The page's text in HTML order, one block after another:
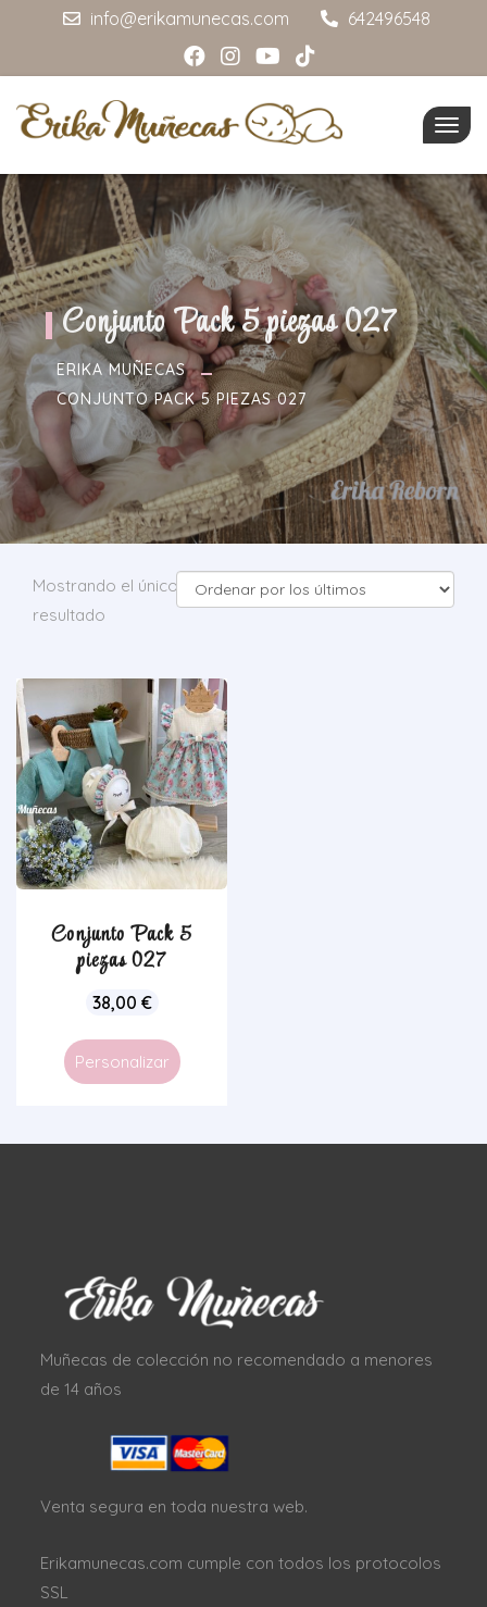
info@erikamunecas.com 642496548
Conjunto Pack 5 piezas 027
ERIKA MUÑECAS
CONJUNTO PACK 5 PIEZAS 027
Mostrando el único
resultado
Conjunto Pack 5
piezas 027
38,00 €
Personalizar
Muñecas de colección no recomendado a menores
de 14 años
Venta segura en toda nuestra web.
Erikamunecas.com cumple con todos los protocolos
SSL